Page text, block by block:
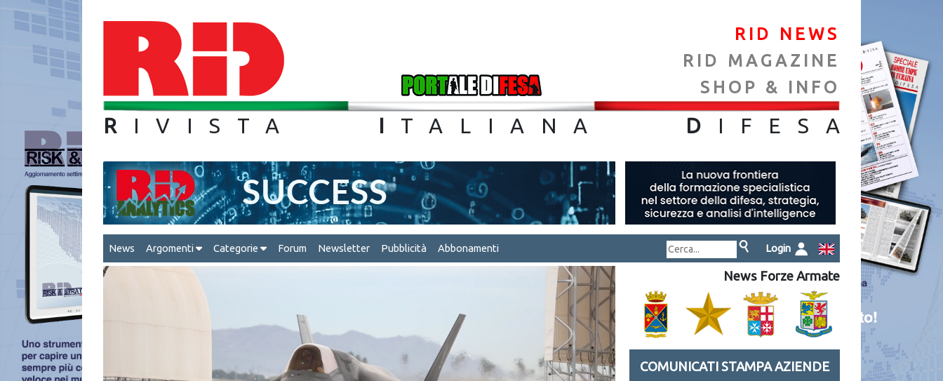
RID NEWS
RID MAGAZINE
SHOP & INFO
R IVISTA I TALIANA D IFES A
News Argomenti Categorie Forum Newsletter Pubblicità Abbonamenti Login
News Forze Armate
COMUNICATI STAMPA AZIENDE